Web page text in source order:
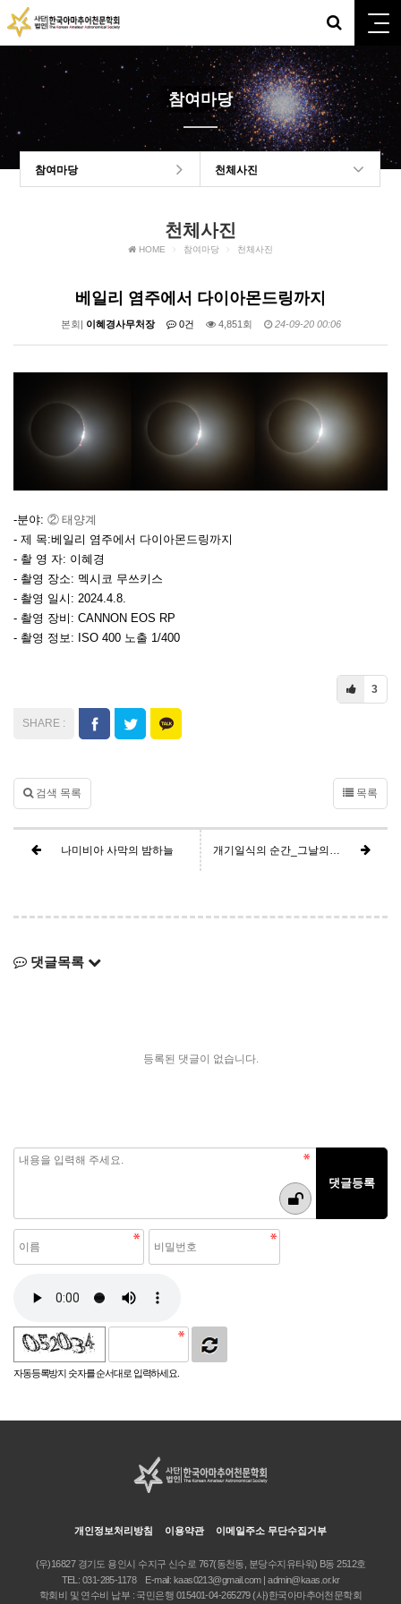
참여마당
참여마당 천체사진
천체사진
HOME 참여마당 천체사진
베일리 염주에서 다이아몬드링까지
본회| 이혜경사무처장 0건 4,851회 24-09-20 00:06
-분야: ② 태양계
- 제 목:베일리 염주에서 다이아몬드링까지
​- 촬 영 자: 이혜경
- 촬영 장소: 멕시코 무쓰키스
- 촬영 일시: 2024.4.8.
- 촬영 장비: CANNON EOS RP
- 촬영 정보: ISO 400 노출 1/400
3
검색 목록 목록
나미비아 사막의 밤하늘 개기일식의 순간_그날의 함성
댓글목록
등록된 댓글이 없습니다.
자동등록방지 숫자를 순서대로 입력하세요.
개인정보처리방침 이용약관 이메일주소 무단수집거부
(우)16827 경기도 용인시 수지구 신수로 767(동천동, 분당수지유타워) B동 2512호
TEL: 031-285-1178 E-mail: kaas0213@gmail.com | admin@kaas.or.kr
학회비 및 연수비 납부 : 국민은행 015401-04-265279 (사)한국아마추어천문학회